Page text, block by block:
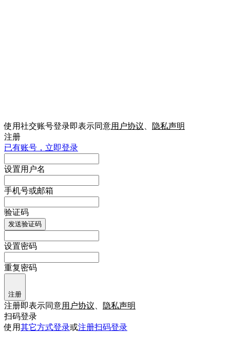
使用社交账号登录即表示同意用户协议
隐私声明
注册
已有账号，立即登录
设置用户名
手机号或邮箱
验证码
发送验证码
设置密码
重复密码
注册
注册即表示同意用户协议
隐私声明
扫码登录
使用其它方式登录或注册扫码登录